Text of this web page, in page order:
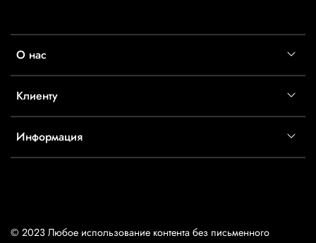
О нас
Клиенту
Информация
© 2023 Любое использование контента без письменного